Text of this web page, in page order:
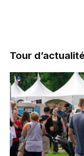
Tour d’actualité